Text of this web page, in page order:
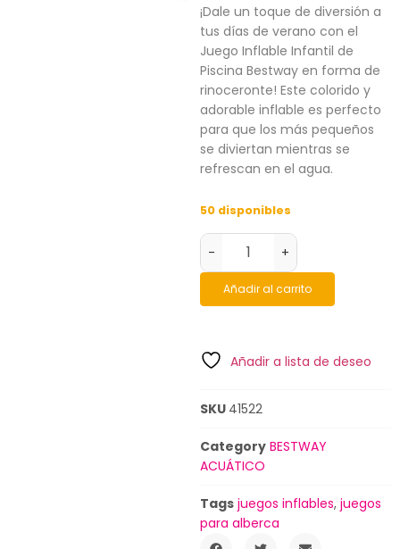
¡Dale un toque de diversión a
tus días de verano con el
Juego Inflable Infantil de
Piscina Bestway en forma de
rinoceronte! Este colorido y
adorable inflable es perfecto
para que los más pequeños
se diviertan mientras se
refrescan en el agua.
50 disponibles
- +
Añadir al carrito
Añadir a lista de deseo
SKU 41522
Category BESTWAY
ACUÁTICO
Tags juegos inflables, juegos
para alberca